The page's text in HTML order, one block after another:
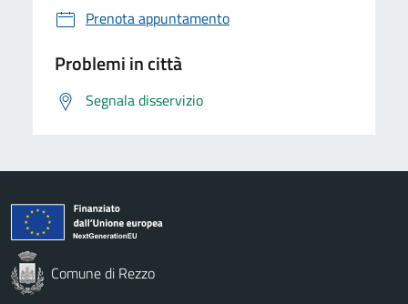
Prenota appuntamento
Problemi in città
Segnala disservizio
Comune di Rezzo